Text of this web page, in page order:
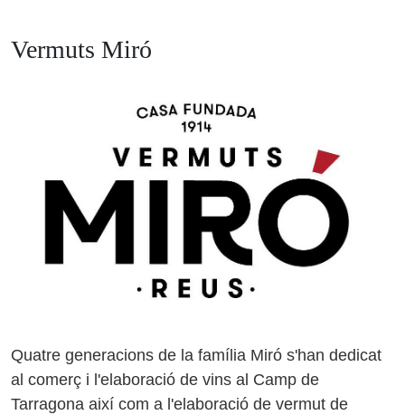
Vermuts Miró
Quatre generacions de la família Miró s'han dedicat
al comerç i l'elaboració de vins al Camp de
Tarragona així com a l'elaboració de vermut de